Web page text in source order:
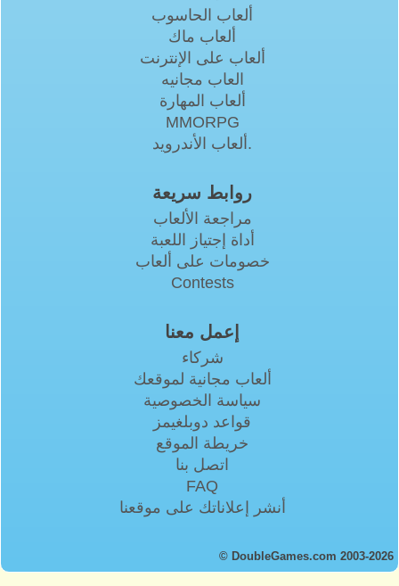
ألعاب الحاسوب
ألعاب ماك
ألعاب على الإنترنت
العاب مجانيه
ألعاب المهارة
MMORPG
ألعاب الأندرويد.
روابط سريعة
مراجعة الألعاب
أداة إجتياز اللعبة
خصومات على ألعاب
Contests
إعمل معنا
شركاء
ألعاب مجانية لموقعك
سياسة الخصوصية
قواعد دوبلغيمز
خريطة الموقع
اتصل بنا
FAQ
أنشر إعلاناتك على موقعنا
© DoubleGames.com 2003-2026